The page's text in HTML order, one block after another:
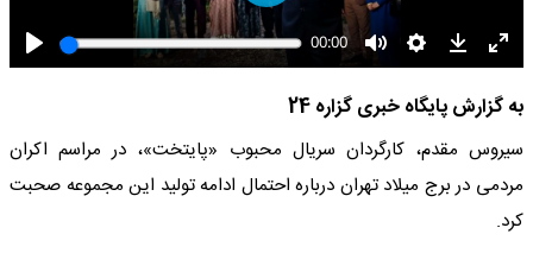
به گزارش پایگاه خبری گزاره 24
سیروس مقدم، کارگردان سریال محبوب «پایتخت»، در مراسم اکران
مردمی در برج میلاد تهران درباره احتمال ادامه تولید این مجموعه صحبت
کرد.